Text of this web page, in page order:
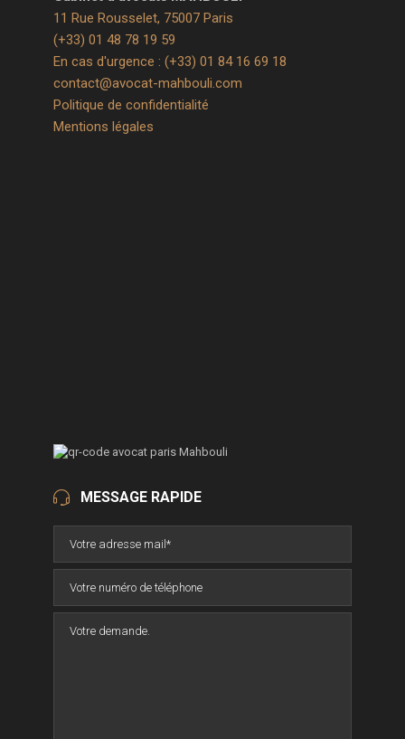
11 Rue Rousselet, 75007 Paris
(+33) 01 48 78 19 59
En cas d'urgence : (+33) 01 84 16 69 18
contact@avocat-mahbouli.com
Politique de confidentialité
Mentions légales
MESSAGE RAPIDE